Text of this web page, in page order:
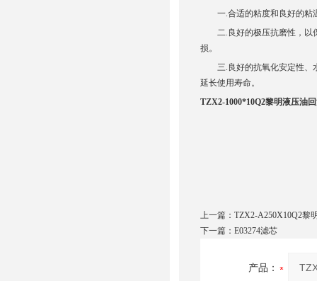
一.合适的粘度和良好的粘温
二.良好的极压抗磨性，以保
损。
三.良好的抗氧化安定性、水
延长使用寿命。
TZX2-1000*10Q2黎明液压油
上一篇： TZX2-A250X10Q2黎
下一篇： E03274滤芯
产品：